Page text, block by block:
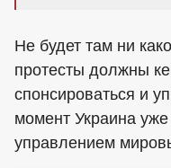
Не будет там ни
протесты должны
спонсироваться и
момент Украина
управлением